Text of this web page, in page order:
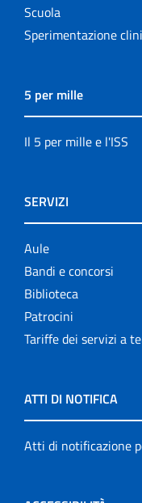
Scuola
Sperimentazione
5 per mille
Il 5 per mille e l'ISS
SERVIZI
Aule
Bandi e concorsi
Biblioteca
Patrocini
Tariffe dei servizi a
ATTI DI NOTIFICA
Atti di notificazione